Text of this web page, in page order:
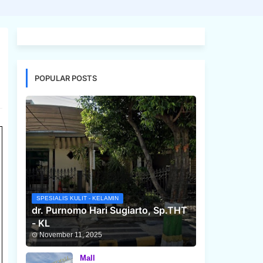
POPULAR POSTS
SPESIALIS KULIT - KELAMIN
dr. Purnomo Hari Sugiarto, Sp.THT
- KL
November 11, 2025
Mall